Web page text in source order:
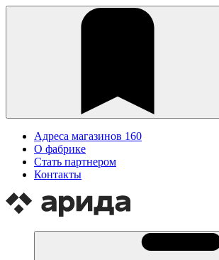
Адреса магазинов 160
О фабрике
Стать партнером
Контакты